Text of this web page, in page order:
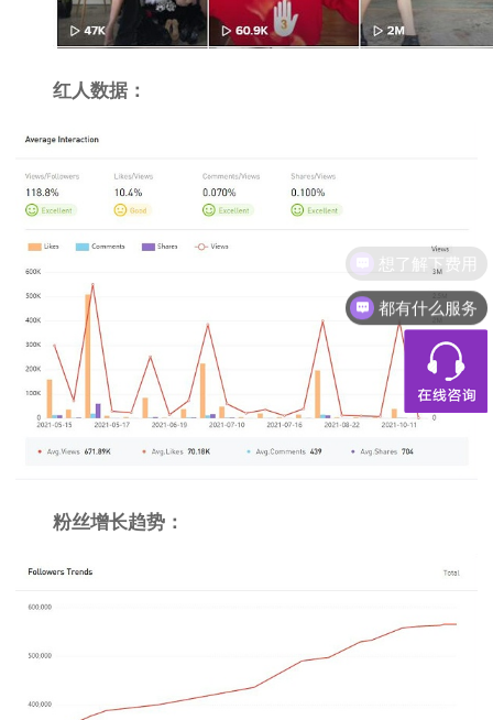
红人数据：
粉丝增长趋势：
都有什么服务